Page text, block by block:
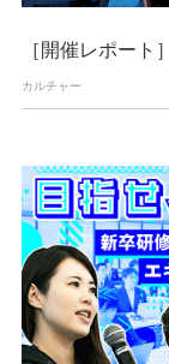
［開催レポート
カルチャー